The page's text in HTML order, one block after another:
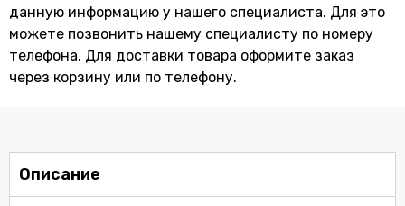
данную информацию у нашего специалиста. Для это
можете позвонить нашему специaлисту по номеру
телефона. Для доставки товара оформите заказ
через корзину или по телефону.
Описание